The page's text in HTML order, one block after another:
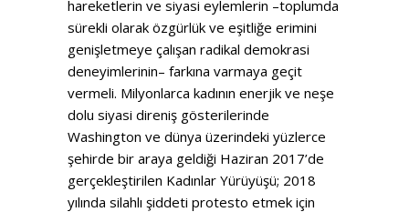
hareketlerin ve siyasi eylemlerin –toplumda
sürekli olarak özgürlük ve eşitliğe erimini
genişletmeye çalışan radikal demokrasi
deneyimlerinin– farkına varmaya geçit
vermeli. Milyonlarca kadının enerjik ve neşe
dolu siyasi direniş gösterilerinde
Washington ve dünya üzerindeki yüzlerce
şehirde bir araya geldiği Haziran 2017’de
gerçekleştirilen Kadınlar Yürüyüşü; 2018
yılında silahlı şiddeti protesto etmek için